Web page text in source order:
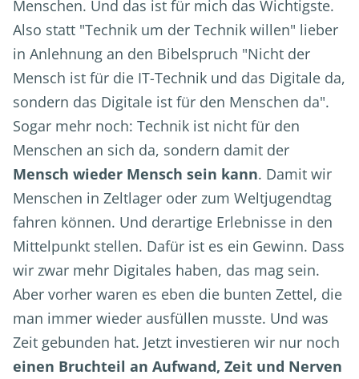
Menschen. Und das ist für mich das Wichtigste.
Also statt "Technik um der Technik willen" lieber
in Anlehnung an den Bibelspruch "Nicht der
Mensch ist für die IT-Technik und das Digitale da,
sondern das Digitale ist für den Menschen da".
Sogar mehr noch: Technik ist nicht für den
Menschen an sich da, sondern damit der
Mensch wieder Mensch sein kann. Damit wir
Menschen in Zeltlager oder zum Weltjugendtag
fahren können. Und derartige Erlebnisse in den
Mittelpunkt stellen. Dafür ist es ein Gewinn. Dass
wir zwar mehr Digitales haben, das mag sein.
Aber vorher waren es eben die bunten Zettel, die
man immer wieder ausfüllen musste. Und was
Zeit gebunden hat. Jetzt investieren wir nur noch
einen Bruchteil an Aufwand, Zeit und Nerven